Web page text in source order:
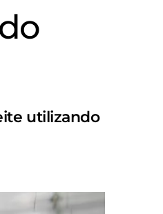
utilizando